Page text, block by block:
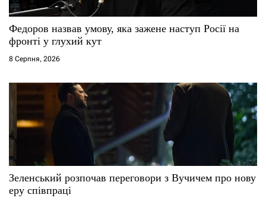
с
і
в
Федоров назвав умову, яка зажене наступ Росії на
фронті у глухий кут
8 Серпня, 2026
Зеленський розпочав переговори з Вучичем про нову
еру співпраці